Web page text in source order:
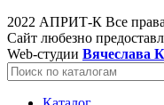
2022 АПРИТ-К Все
Сайт любезно
Web-студии Вячеслава